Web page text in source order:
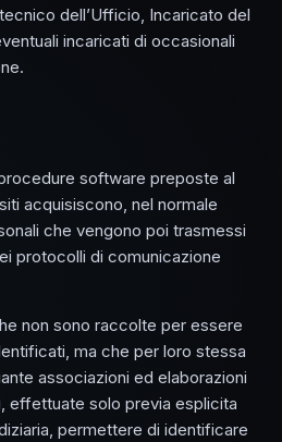
dell’Ufficio, Incaricato del
incaricati di occasionali
software preposte al
acquisiscono, nel normale
che vengono poi trasmessi
protocolli di comunicazione
non sono raccolte per essere
ma che per loro stessa
associazioni ed elaborazioni
effettuate solo previa esplicita
permettere di identificare